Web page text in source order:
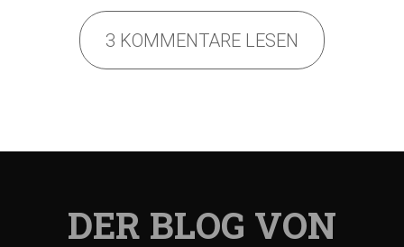
3 KOMMENTARE LESEN
DER BLOG VON